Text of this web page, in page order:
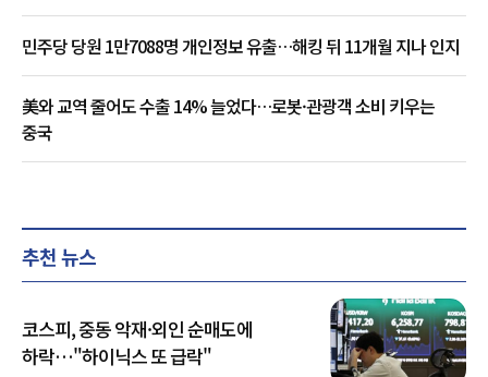
민주당 당원 1만7088명 개인정보 유출…해킹 뒤 11개월 지나 인지
美와 교역 줄어도 수출 14% 늘었다…로봇·관광객 소비 키우는
중국
추천 뉴스
코스피, 중동 악재·외인 순매도에
하락…"하이닉스 또 급락"